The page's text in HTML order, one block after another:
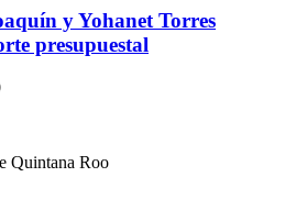
y Yohanet Torres
presupuestal
Quintana Roo